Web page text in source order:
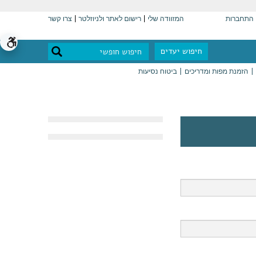
התחברות המזוודה שלי רישום לאתר ולניוזלטר צרו קשר
חיפוש יעדים
הזמנת מפות ומדריכים ביטוח נסיעות